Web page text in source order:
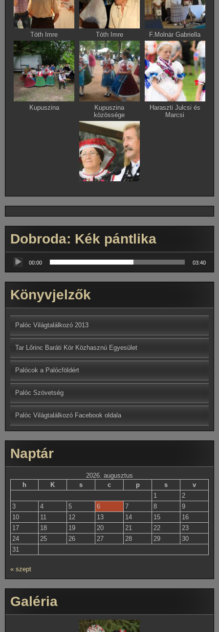
Tóth Imre Tóth Imre F.Molnár Gabriella
Kupuszina
Kupuszina
közössége
Haraszti Julcsi és
Marcsi
Dobroda: Kék pántlika
lejátszó
00:00 03:40
Könyvjelzők
Palóc Világtalálkozó 2013
Tar Lőrinc Baráti Kör Közhasznú Egyesület
Palócok a Palócföldért
Palóc Szövetség
Palóc Világtalálkozó Facebook oldala
Naptár
2026. augusztus
h
K s c p s
v
1
2
3
4 5 6 7 8
9
10
11 12 13 14 15
16
17
18 19 20 21 22
23
24
25 26 27 28 29
30
31
« szept
Galéria